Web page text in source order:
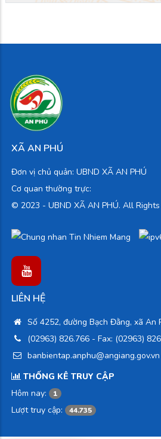
XÃ AN PHÚ
Đơn vị chủ quản: UBND XÃ AN PHÚ
Cơ quan thường trực:
© 2023 - UBND XÃ AN PHÚ. All
LIÊN HỆ
Số 4252, đường Bạch Đằng, xã An
(02963) 826.766 - Fax: (02963)
banbientap.anphu@angiang.gov.vn
THỐNG KÊ TRUY CẬP
Hôm nay:
1
Lượt truy cập: 44.735